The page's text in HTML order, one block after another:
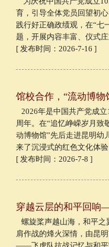
育，引导全体党员回望初
践行好正确政绩观，在“七
题，开展内容丰富、仪式
[ 发布时间：2026-7-16 ]
馆校合作，“流动博
2026年是中国共产党成
周年。在“追忆峥嵘岁月致
动博物馆”先后走进昆明幼
来了沉浸式的红色文化体
[ 发布时间：2026-7-8 ]
穿越云层的和平回响
螺旋桨声越山海，和平之
肩作战的烽火深情，由昆